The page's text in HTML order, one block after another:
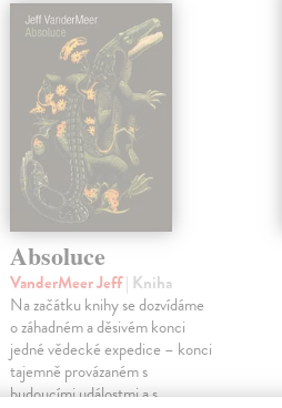
Absoluce
VanderMeer Jeff| Kniha
Na začátku knihy se dozvídáme
o záhadném a děsivém konci
jedné vědecké expedice – konci
tajemně provázaném s
budoucími událostmi a s